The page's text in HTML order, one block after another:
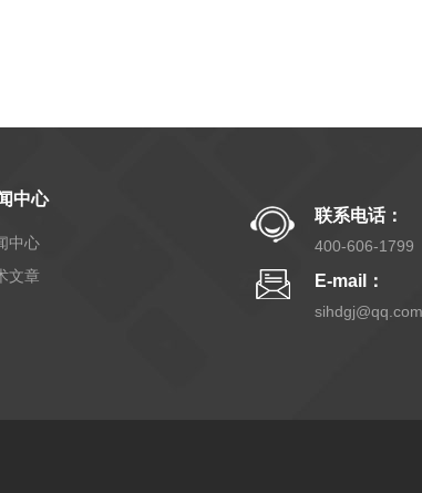
中心
中心
文章
联系电话：
400-606-1799
E-mail：
sihdgj@qq.com